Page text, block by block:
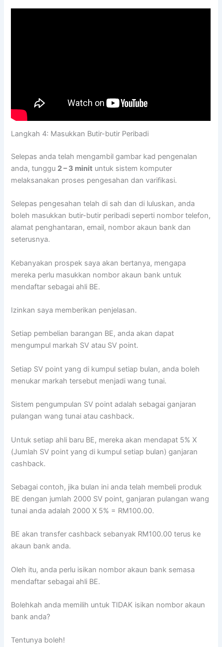
Langkah 4: Masukkan Butir-butir Peribadi
Selepas anda telah mengambil gambar kad pengenalan
anda, tunggu 2 – 3 minit untuk sistem komputer
melaksanakan proses pengesahan dan varifikasi.
Selepas pengesahan telah di sah dan di luluskan, anda
boleh masukkan butir-butir peribadi seperti nombor telefon,
alamat penghantaran, email, nombor akaun bank dan
seterusnya.
Kebanyakan prospek saya akan bertanya, mengapa
mereka perlu masukkan nombor akaun bank untuk
mendaftar sebagai ahli BE.
Izinkan saya memberikan penjelasan.
Setiap pembelian barangan BE, anda akan dapat
mengumpul markah SV atau SV point.
Setiap SV point yang di kumpul setiap bulan, anda boleh
menukar markah tersebut menjadi wang tunai.
Sistem pengumpulan SV point adalah sebagai ganjaran
pulangan wang tunai atau cashback.
Untuk setiap ahli baru BE, mereka akan mendapat 5% X
(Jumlah SV point yang di kumpul setiap bulan) ganjaran
cashback.
Sebagai contoh, jika bulan ini anda telah membeli produk
BE dengan jumlah 2000 SV point, ganjaran pulangan wang
tunai anda adalah 2000 X 5% = RM100.00.
BE akan transfer cashback sebanyak RM100.00 terus ke
akaun bank anda.
Oleh itu, anda perlu isikan nombor akaun bank semasa
mendaftar sebagai ahli BE.
Bolehkah anda memilih untuk TIDAK isikan nombor akaun
bank anda?
Tentunya boleh!